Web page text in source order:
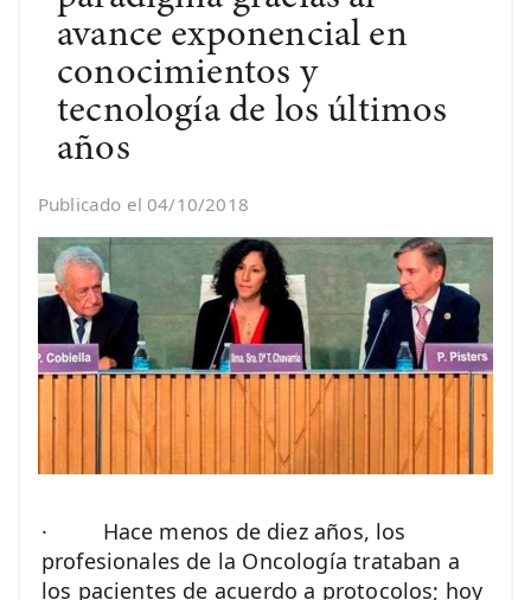
avance exponencial en
conocimientos y
tecnología de los últimos
años
Publicado el 04/10/2018
· Hace menos de diez años, los
profesionales de la Oncología trataban a
los pacientes de acuerdo a protocolos; hoy